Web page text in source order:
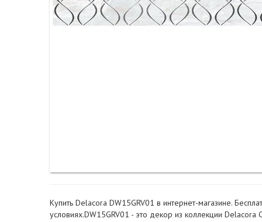
Купить Delacora DW15GRV01 в интернет-магазине.
условиях.DW15GRV01 - это декор из коллекции